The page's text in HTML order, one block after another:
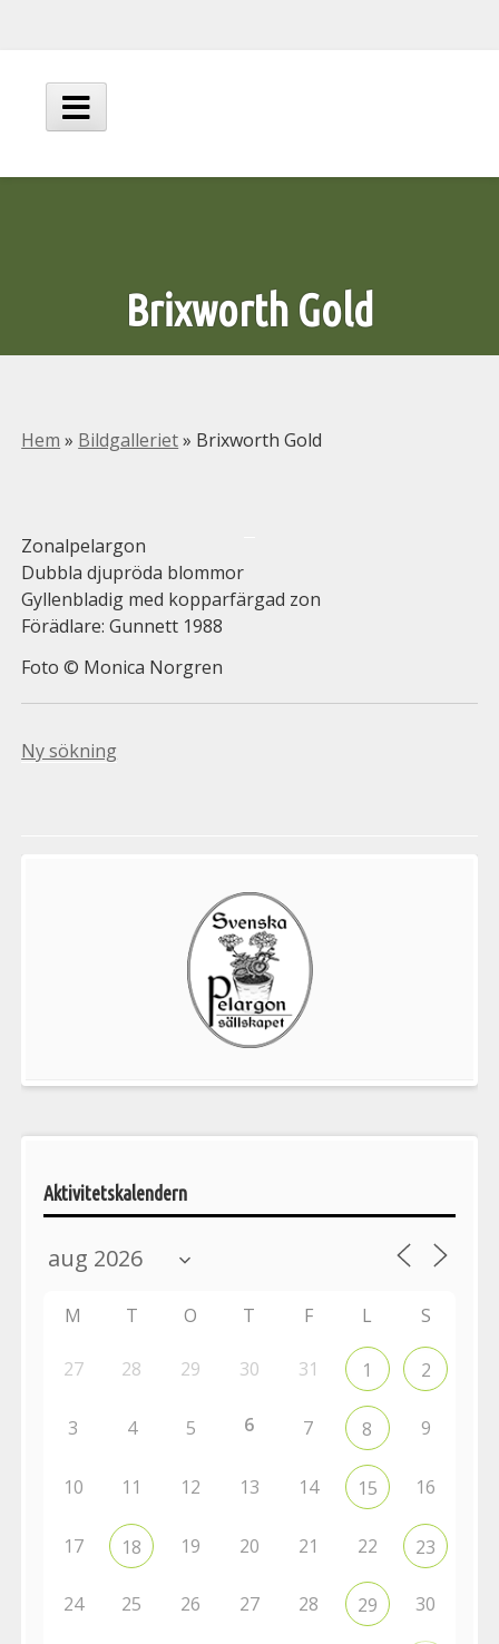
innehåll
Huvudmeny
Brixworth Gold
Hem » Bildgalleriet» Brixworth Gold
Zonalpelargon
Dubbla djupröda blommor
Gyllenbladig med kopparfärgad zon
Förädlare: Gunnett 1988
Foto © Monica Norgren
Ny sökning
Pelargonsällskapets
Aktivitetskalendern
M T O T F L S
27 28 29 30 31 1 2
3 4 5 6 7 8 9
10 11 12 13 14 15 16
17 18 19 20 21 22 23
24 25 26 27 28 29 30